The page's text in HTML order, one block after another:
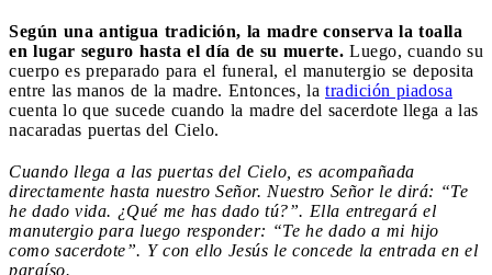
Según una antigua tradición, la madre conserva la toalla
en lugar seguro hasta el día de su muerte. Luego, cuando su
cuerpo es preparado para el funeral, el manutergio se deposita
entre las manos de la madre. Entonces, la tradición piadosa
cuenta lo que sucede cuando la madre del sacerdote llega a las
nacaradas puertas del Cielo.
Cuando llega a las puertas del Cielo, es acompañada
directamente hasta nuestro Señor. Nuestro Señor le dirá: “Te
he dado vida. ¿Qué me has dado tú?”. Ella entregará el
manutergio para luego responder: “Te he dado a mi hijo
como sacerdote”. Y con ello Jesús le concede la entrada en el
paraíso.